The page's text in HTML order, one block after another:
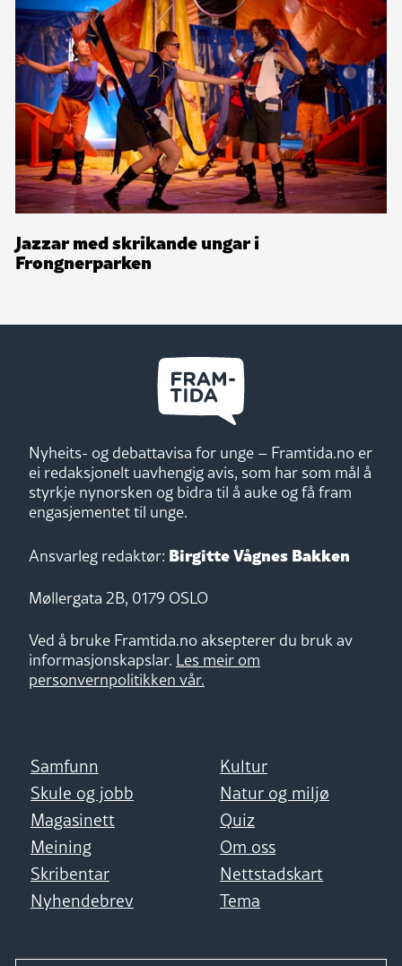
Jazzar med skrikande ungar i
Frongnerparken
Nyheits- og debattavisa for unge – Framtida.no er
ei redaksjonelt uavhengig avis, som har som mål å
styrkje nynorsken og bidra til å auke og få fram
engasjementet til unge.
Ansvarleg redaktør: Birgitte Vågnes Bakken
Møllergata 2B, 0179 OSLO
Ved å bruke Framtida.no aksepterer du bruk av
informasjonskapslar. Les meir om
personvernpolitikken vår.
Samfunn
Kultur
Skule og jobb
Natur og miljø
Magasinett
Quiz
Meining
Om oss
Skribentar
Nettstadskart
Nyhendebrev
Tema